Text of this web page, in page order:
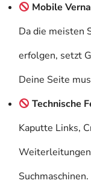
Mobile
Da die meisten
erfolgen, setzt
Deine Seite
Technische
Kaputte Links,
Suchmaschinen.